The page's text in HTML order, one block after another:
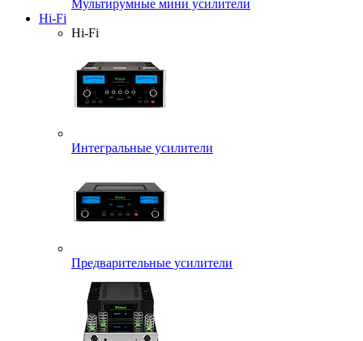
Мультирумные мини усилители
Hi-Fi
Hi-Fi
Интегральные усилители
Предварительные усилители